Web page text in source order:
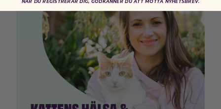
NÄR DU REGISTRERAR DIG, GODKÄNNER DU ATT MOTTA NYHETSBREV.